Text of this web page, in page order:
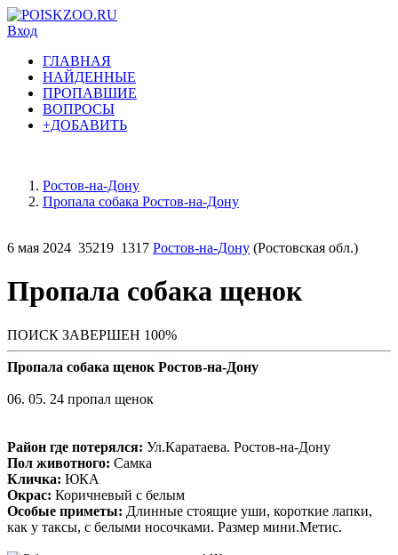
Вход
ГЛАВНАЯ
НАЙДЕННЫЕ
ПРОПАВШИЕ
ВОПРОСЫ
+ДОБАВИТЬ
Ростов-на-Дону
Пропала собака Ростов-на-Дону
6 мая 2024 35219 1317 Ростов-на-Дону (Ростовская обл.)
Пропала собака щенок
ПОИСК ЗАВЕРШЕН 100%
Пропала собака щенок Ростов-на-Дону
06. 05. 24 пропал щенок
Район где потерялся: Ул.Каратаева. Ростов-на-Дону
Пол животного: Самка
Кличка: ЮКА
Окрас: Коричневый с белым
Особые приметы: Длинные стоящие уши, короткие лапки,
как у таксы, с белыми носочками. Размер мини.Метис.